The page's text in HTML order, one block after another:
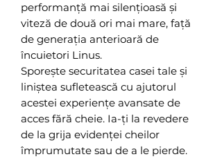
performanță mai silențioasă și
viteză de două ori mai mare, față
de generația anterioară de
încuietori Linus.
Sporește securitatea casei tale și
liniștea sufletească cu ajutorul
acestei experiențe avansate de
acces fără cheie. Ia-ți la revedere
de la grija evidenței cheilor
împrumutate sau de a le pierde.